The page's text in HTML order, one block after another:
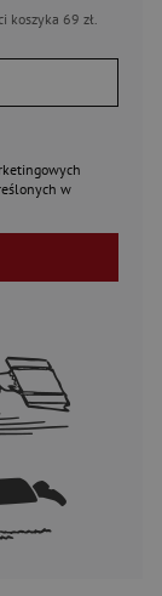
69 zł.
w